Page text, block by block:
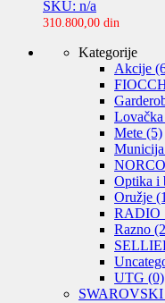
SKU: n/a
310.800,00 din
Kategorije
Akcije
Lovačka
Mete (5)
Municija
Optika i
Oružje
RADIO
Razno
UTG (0)
SWAROVSKI